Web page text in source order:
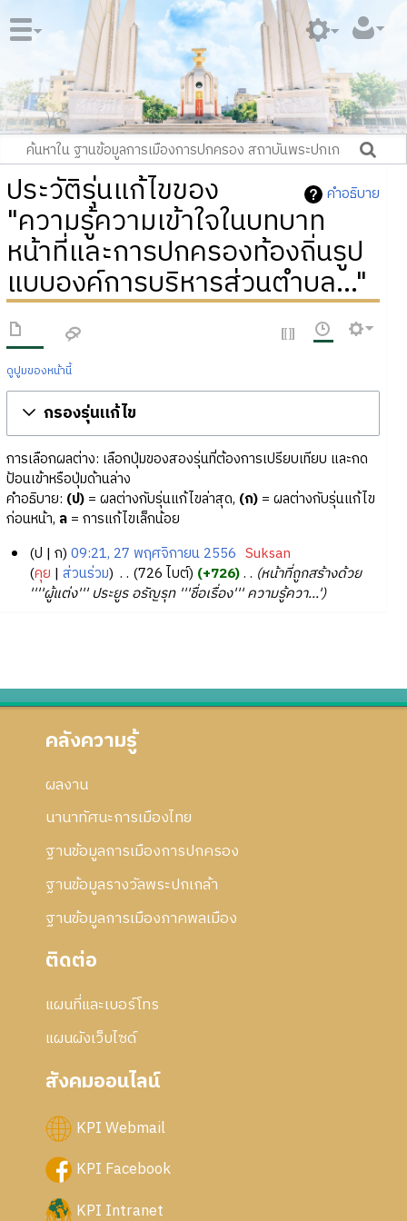
คำอธิบาย
ประวัติรุ่นแก้ไขของ
"ความรู้ความเข้าใจในบทบาท
หน้าที่และการปกครองท้องถิ่นรูป
แบบองค์การบริหารส่วนตำบล..."
ดูปูมของหน้านี้
กรองรุ่นแก้ไข
การเลือกผลต่าง: เลือกปุ่มของสองรุ่นที่ต้องการเปรียบเทียบ และกด
ป้อนเข้าหรือปุ่มด้านล่าง
คำอธิบาย: (ป)= ผลต่างกับรุ่นแก้ไขล่าสุด, (ก)= ผลต่างกับรุ่นแก้ไข
ก่อนหน้า, ล= การแก้ไขเล็กน้อย
จิ
ก
ป ก 09:21, 27 พฤศจิกายน 2556 Suksan
คุย ส่วนร่วม ‎ 726 ไบต์ +726 ‎
หน้าที่ถูกสร้างด้วย
''''ผู้แต่ง''' ประยูร อรัญรุท '''ชื่อเรื่อง''' ความรู้ควา...'
คลังความรู้
ผลงาน
นานาทัศนะการเมืองไทย
ฐานข้อมูลการเมืองการปกครอง
ฐานข้อมูลรางวัลพระปกเกล้า
ฐานข้อมูลการเมืองภาคพลเมือง
ติดต่อ
แผนที่และเบอร์โทร
แผนผังเว็บไซด์
สังคมออนไลน์
KPI Webmail
KPI Facebook
KPI Intranet